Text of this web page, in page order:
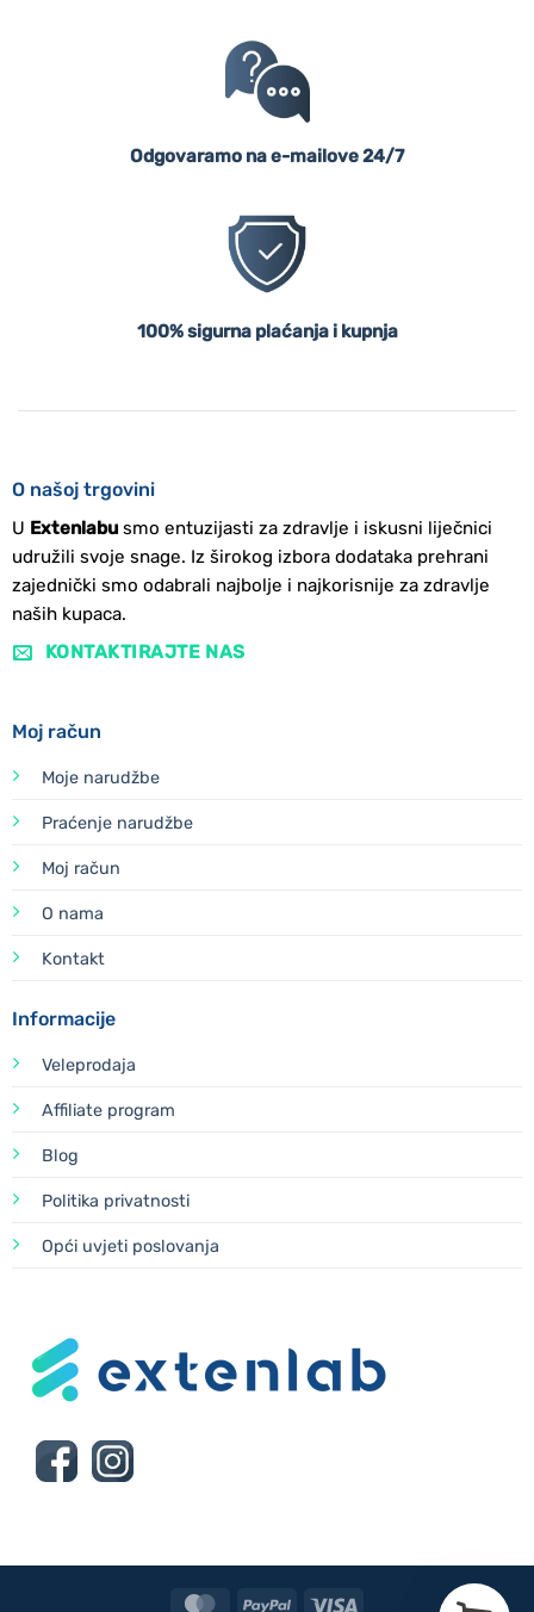
Odgovaramo na e-mailove 24/7
100% sigurna plaćanja i kupnja
O našoj trgovini
U Extenlabusmo entuzijasti za zdravlje i iskusni liječnici
udružili svoje snage. Iz širokog izbora dodataka prehrani
zajednički smo odabrali najbolje i najkorisnije za zdravlje
naših kupaca.
KONTAKTIRAJTE NAS
Moj račun
Moje narudžbe
Praćenje narudžbe
Moj račun
O nama
Kontakt
Informacije
Veleprodaja
Affiliate program
Blog
Politika privatnosti
Opći uvjeti poslovanja
MasterCardPayPal Visa